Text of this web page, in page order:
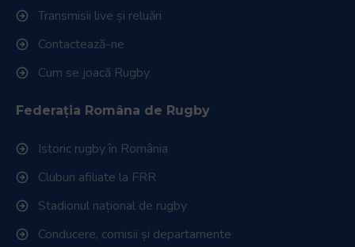
Transmisii live și reluări
Contactează-ne
Cum se joacă Rugby
Federația Româna de Rugby
Istoric rugby în România
Cluburi afiliate la FRR
Stadionul național de rugby
Conducere, comisii și departamente